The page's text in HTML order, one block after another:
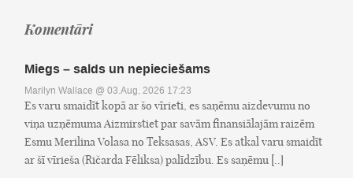
Komentāri
Miegs – salds un nepieciešams
Marilyn Wallace @ 03.Aug, 2026 17:23
Es varu smaidīt kopā ar šo vīrieti, es saņēmu aizdevumu no
viņa uzņēmuma Aizmirstiet par savām finansiālajām raizēm
Esmu Merilina Volasa no Teksasas, ASV. Es atkal varu smaidīt
ar šī vīrieša (Ričarda Fēliksa) palīdzību. Es saņēmu [..]